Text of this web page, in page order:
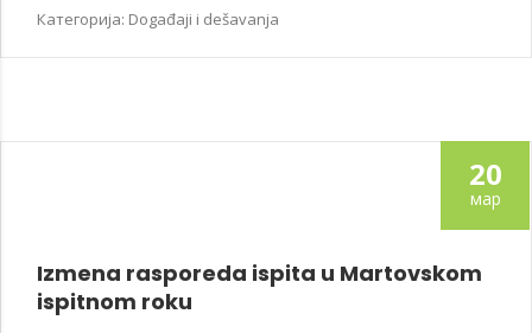
Категорија: Događaji i dešavanja
20
мар
Izmena rasporeda ispita u Martovskom
ispitnom roku